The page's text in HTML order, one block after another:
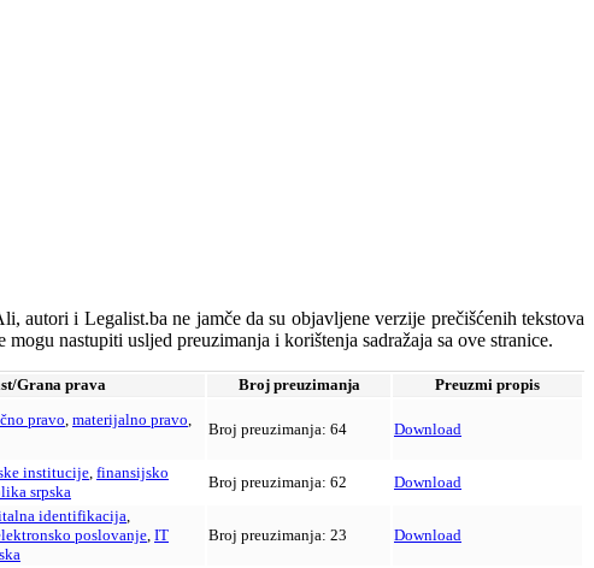
i Legalist.ba ne jamče da su objavljene verzije prečišćenih tekstova
nastupiti usljed preuzimanja i korištenja sadražaja sa ove stranice.
Grana prava Broj preuzimanja
Preuzmi propis
pravo, materijalno pravo,
Broj preuzimanja: 64 Download
institucije, finansijsko
srpska
Broj preuzimanja: 62 Download
identifikacija,
poslovanje, IT
Broj preuzimanja: 23 Download